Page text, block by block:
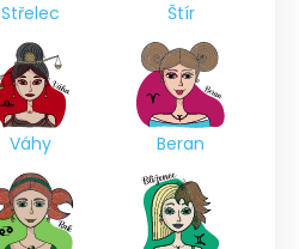
Střelec Štír
Váhy Beran